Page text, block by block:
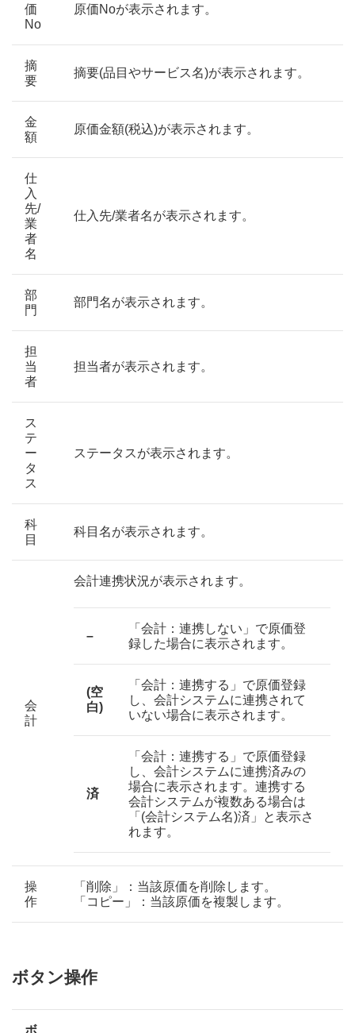
価
No
原価Noが表示されます。
摘
要
摘要(品目やサービス名)が表示されます。
金
額
原価金額(税込)が表示されます。
仕
入
先/
業
者
名
仕入先/業者名が表示されます。
部
門
部門名が表示されます。
担
当
者
担当者が表示されます。
ス
テ
ー
タ
ス
ステータスが表示されます。
科
目
科目名が表示されます。
会
計
会計連携状況が表示されます。
–
「会計：連携しない」で原価登
録した場合に表示されます。
(空
白)
「会計：連携する」で原価登録
し、会計システムに連携されて
いない場合に表示されます。
済
「会計：連携する」で原価登録
し、会計システムに連携済みの
場合に表示されます。連携する
会計システムが複数ある場合は
「(会計システム名)済」と表示さ
れます。
操
作
「削除」：当該原価を削除します。
「コピー」：当該原価を複製します。
ボタン操作
ボ